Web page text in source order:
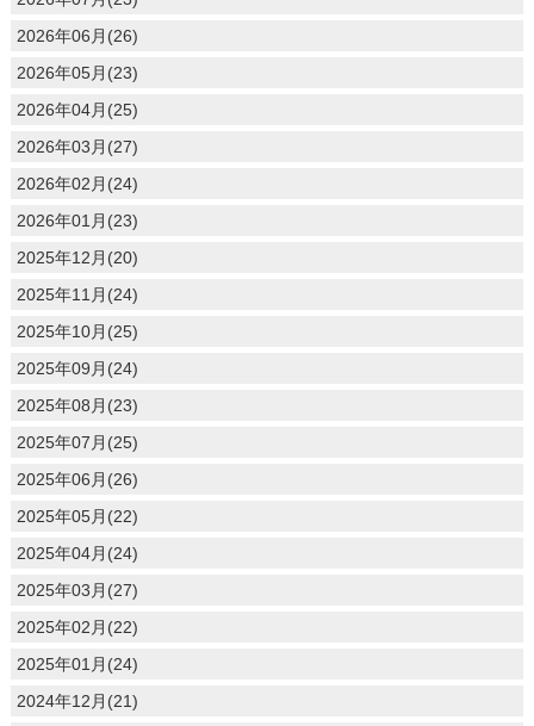
2026年06月(26)
2026年05月(23)
2026年04月(25)
2026年03月(27)
2026年02月(24)
2026年01月(23)
2025年12月(20)
2025年11月(24)
2025年10月(25)
2025年09月(24)
2025年08月(23)
2025年07月(25)
2025年06月(26)
2025年05月(22)
2025年04月(24)
2025年03月(27)
2025年02月(22)
2025年01月(24)
2024年12月(21)